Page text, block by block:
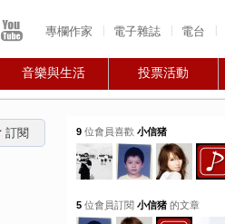
專欄作家 電子雜誌 電台
音樂與生活 投票活動
訂閱
9位會員喜歡 小信猪
5位會員訂閱 小信猪的文章